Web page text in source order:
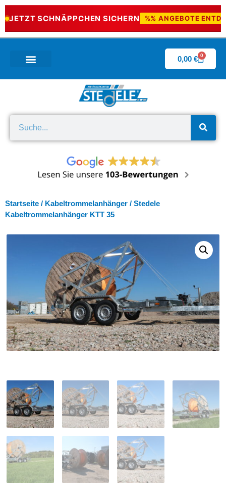
JETZT SCHNÄPPCHEN SICHERN %% ANGEBOTE
0,00 € 0
Startseite / Kabeltrommelanhänger / Stedele
Kabeltrommelanhänger KTT 35